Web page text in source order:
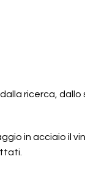
dalla ricerca,
in acciaio il